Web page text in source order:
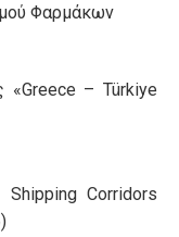
Φαρμάκων
«Greece – Türkiye
Shipping Corridors